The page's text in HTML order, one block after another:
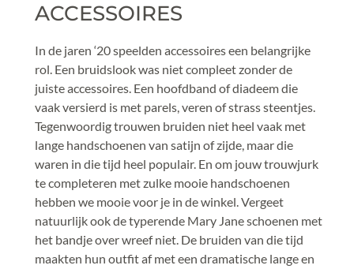
ACCESSOIRES
In de jaren ‘20 speelden accessoires een belangrijke
rol. Een bruidslook was niet compleet zonder de
juiste accessoires. Een hoofdband of diadeem die
vaak versierd is met parels, veren of strass steentjes.
Tegenwoordig trouwen bruiden niet heel vaak met
lange handschoenen van satijn of zijde, maar die
waren in die tijd heel populair. En om jouw trouwjurk
te completeren met zulke mooie handschoenen
hebben we mooie voor je in de winkel. Vergeet
natuurlijk ook de typerende Mary Jane schoenen met
het bandje over wreef niet. De bruiden van die tijd
maakten hun outfit af met een dramatische lange en